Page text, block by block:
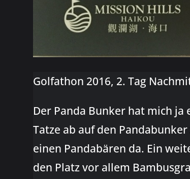
Golfathon 2016, 2. Tag
Der Panda Bunker hat mich
Tatze ab auf den
einen Pandabären da. Ein
den Platz vor allem